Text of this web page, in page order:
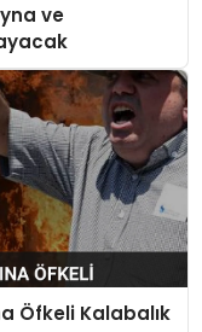
ve
Öfkeli Kalabalık